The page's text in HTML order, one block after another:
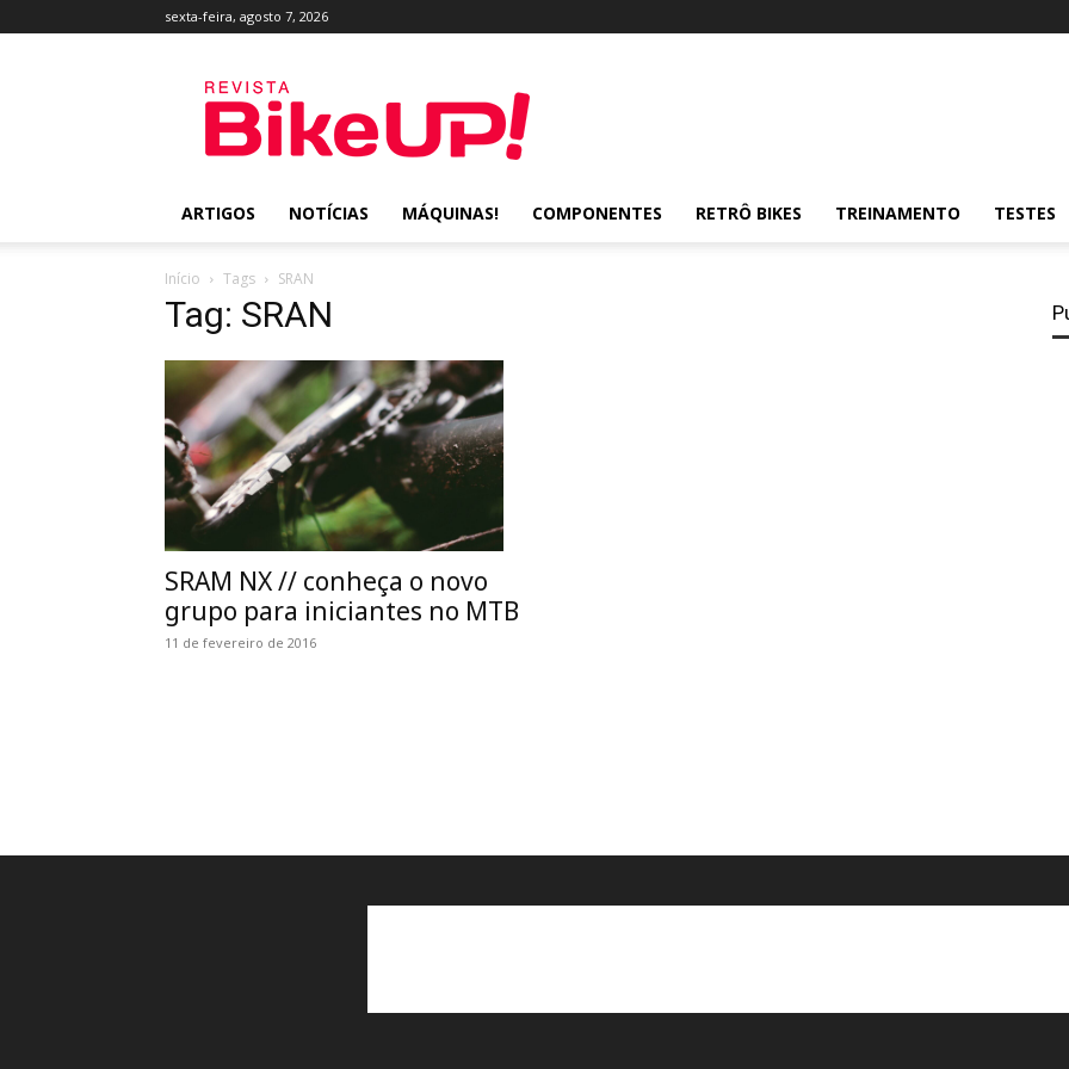
sexta-feira, agosto 7, 2026
BikeUP!
ARTIGOS NOTÍCIAS MÁQUINAS! COMPONENTES RETRÔ BIKES TREINAMENTO TESTES
Início Tags SRAN
Tag: SRAN
SRAM NX // conheça o novo
grupo para iniciantes no MTB
11 de fevereiro de 2016